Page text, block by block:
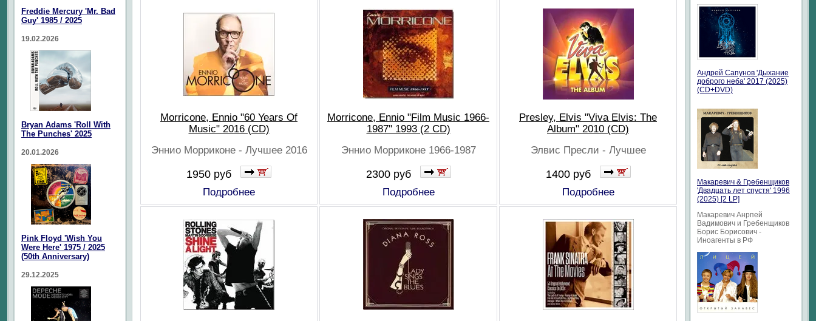
Morricone, Ennio "60 Years Of
Music" 2016 (CD)
Эннио Морриконе - Лучшее 2016
1950 руб
Подробнее
Morricone, Ennio "Film Music 1966-
1987" 1993 (2 CD)
Эннио Морриконе 1966-1987
2300 руб
Подробнее
Presley, Elvis "Viva Elvis: The
Album" 2010 (CD)
Элвис Пресли - Лучшее
1400 руб
Подробнее
Freddie Mercury 'Mr. Bad
Guy' 1985 / 2025
19.02.2026
Bryan Adams 'Roll With
The Punches' 2025
20.01.2026
Pink Floyd 'Wish You
Were Here' 1975 / 2025
(50th Anniversary)
29.12.2025
Андрей Сапунов 'Дыхание
доброго неба' 2017 (2025)
(CD+DVD)
Макаревич & Гребенщиков
'Двадцать лет спустя' 1996
(2025) [2 LP]
Макаревич Анрпей
Вадимович и Гребенщиков
Борис Борисович -
Иноагенты в РФ